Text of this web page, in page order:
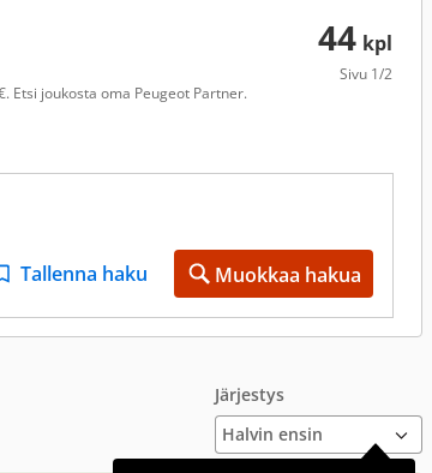
44 kpl
Sivu 1/2
Etsi joukosta oma Peugeot Partner.
Tallenna haku Muokkaa hakua
Järjestys